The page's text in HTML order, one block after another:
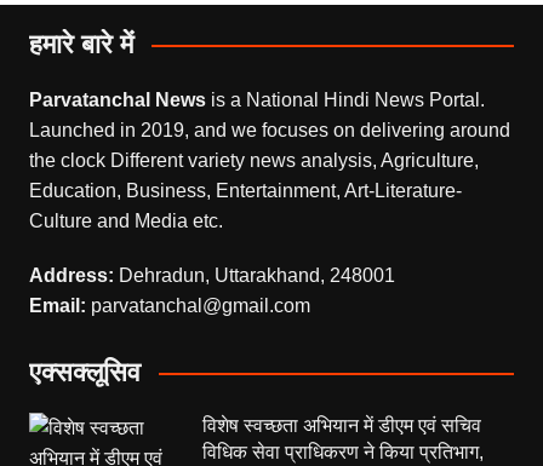
हमारे बारे में
Parvatanchal Newsis a National Hindi News Portal.
Launched in 2019, and we focuses on delivering around
the clock Different variety news analysis, Agriculture,
Education, Business, Entertainment, Art-Literature-
Culture and Media etc.
Address: Dehradun, Uttarakhand, 248001
Email: parvatanchal@gmail.com
एक्सक्लूसिव
विशेष स्वच्छता अभियान में डीएम एवं सचिव
विधिक सेवा प्राधिकरण ने किया प्रतिभाग,